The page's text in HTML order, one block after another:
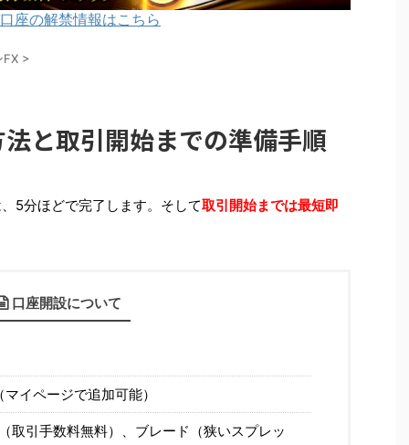
座の解禁情報はこちら
FX >
と取引開始までの準備手順
5分ほどで完了します。そして取引開始までは最短即
口座開設について
イページで追加可能）
取引手数料無料）、ブレード（狭いスプレッ